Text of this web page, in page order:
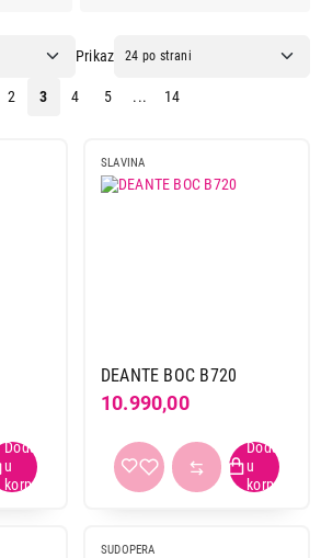
Prikaz
2 3 4 5 ... 14
SLAVINA
DEANTE BOC B720
10.990,00
SUDOPERA